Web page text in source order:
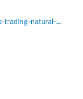
http://finance.yahoo.com/news/etps-trading-natural-gas-130010206.html